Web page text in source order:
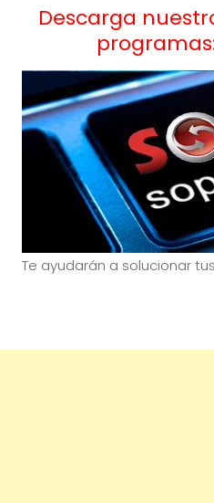
Descarga
Te ayudarán a solucionar